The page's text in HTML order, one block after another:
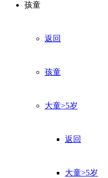
孩童
返回
孩童
大童>5岁
返回
大童>5岁